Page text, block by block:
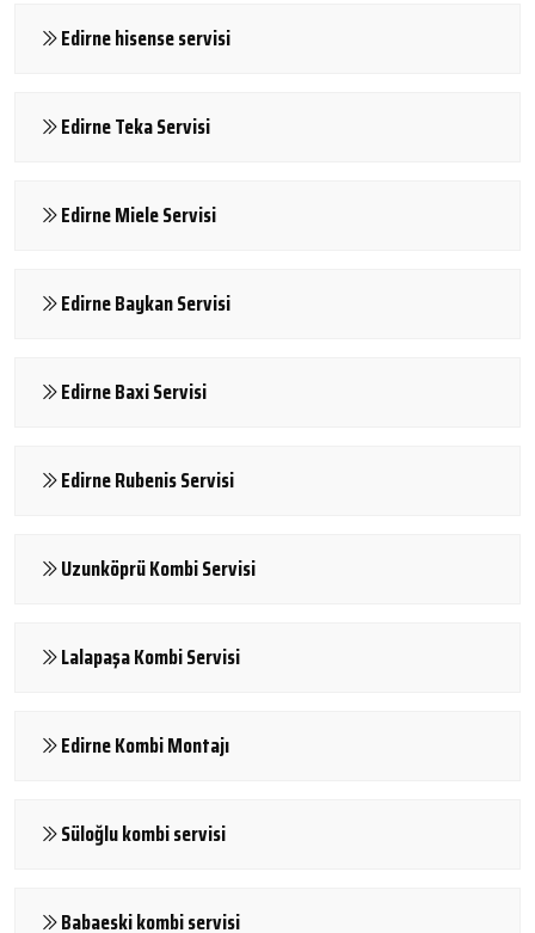
Edirne hisense servisi
Edirne Teka Servisi
Edirne Miele Servisi
Edirne Baykan Servisi
Edirne Baxi Servisi
Edirne Rubenis Servisi
Uzunköprü Kombi Servisi
Lalapaşa Kombi Servisi
Edirne Kombi Montajı
Süloğlu kombi servisi
Babaeski kombi servisi